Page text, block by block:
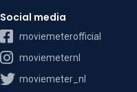
Social media
moviemeterofficial
moviemeternl
moviemeter_nl